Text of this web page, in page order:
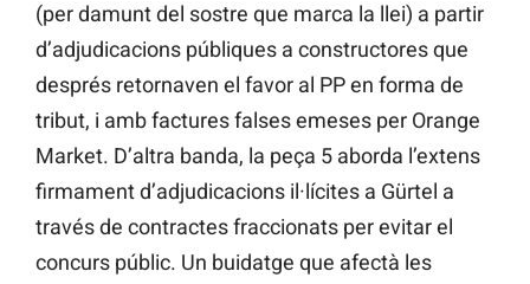
(per damunt del sostre que marca la llei) a partir
d’adjudicacions públiques a constructores que
després retornaven el favor al PP en forma de
tribut, i amb factures falses emeses per Orange
Market. D’altra banda, la peça 5 aborda l’extens
firmament d’adjudicacions il·lícites a Gürtel a
través de contractes fraccionats per evitar el
concurs públic. Un buidatge que afectà les